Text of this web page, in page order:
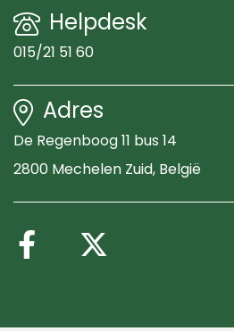
Helpdesk
015/21 51 60
Adres
De Regenboog 11 bus 14
2800 Mechelen Zuid, België
Volg ons op